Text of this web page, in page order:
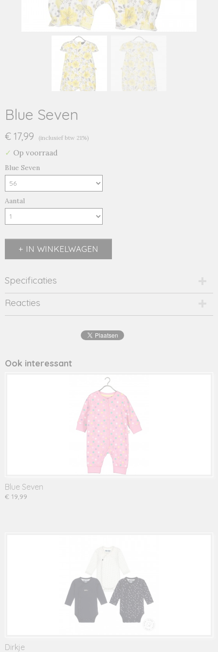
Blue Seven
€ 17,99 (inclusief btw 21%)
✓ Op voorraad
Blue Seven
Aantal
IN WINKELWAGEN
Specificaties
Productcode
2143-12064
Productcode leverancier
Reacties
Ook interessant
Blue Seven
€ 19,99
Dirkje